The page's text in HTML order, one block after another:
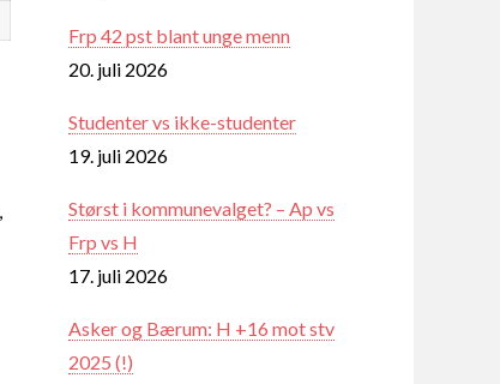
Frp 42 pst blant unge menn
20. juli 2026
Studenter vs ikke-studenter
19. juli 2026
Størst i kommunevalget? – Ap vs
Frp vs H
17. juli 2026
Asker og Bærum: H +16 mot stv
2025 (!)